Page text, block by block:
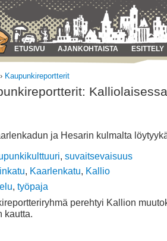
ETUSIVU AJANKOHTAISTA ESITTELY
› Kaupunkireportterit
Kalliolaisessa
ja Hesarin kulmalta
, suvaitsevaisuus
, Kaarlenkatu, Kallio
, työpaja
perehtyi Kallion
kautta.